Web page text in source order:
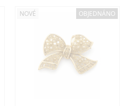
NOVÉ OBJEDNÁNO